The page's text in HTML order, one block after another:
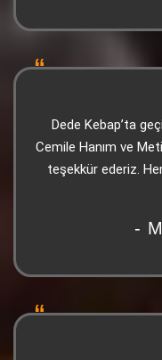
Dede Kebap’ta
Cemile Hanım ve
teşekkür ederiz.
-